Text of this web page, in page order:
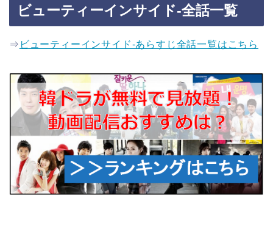
ビューティーインサイド-全話一覧
⇒ ビューティーインサイド-あらすじ全話一覧はこちら